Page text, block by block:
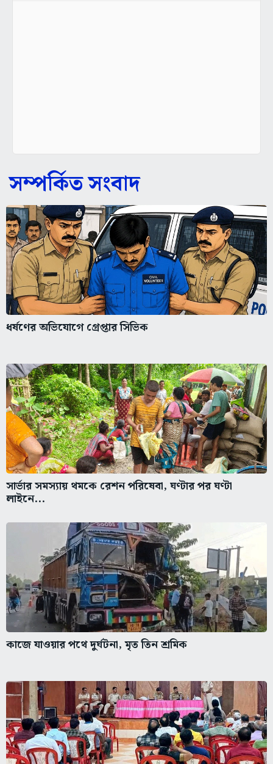
সম্পর্কিত সংবাদ
ধর্ষণের অভিযোগে গ্রেপ্তার সিভিক
সার্ভার সমস্যায় থমকে রেশন পরিষেবা, ঘণ্টার পর ঘণ্টা
লাইনে...
কাজে যাওয়ার পথে দুর্ঘটনা, মৃত তিন শ্রমিক